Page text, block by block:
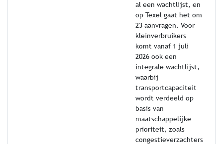
al een wachtlijst, en
op Texel gaat het om
23 aanvragen. Voor
kleinverbruikers
komt vanaf 1 juli
2026 ook een
integrale wachtlijst,
waarbij
transportcapaciteit
wordt verdeeld op
basis van
maatschappelijke
prioriteit, zoals
congestieverzachters